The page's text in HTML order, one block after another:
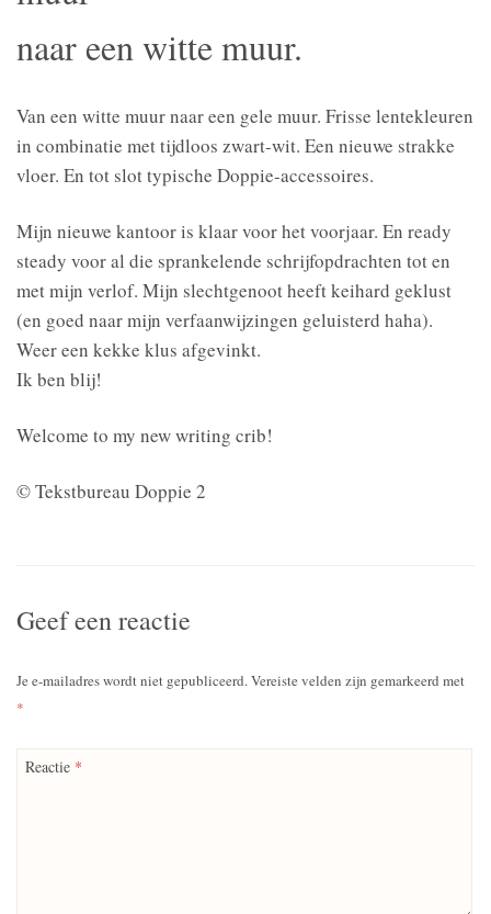
naar een witte muur.
Van een witte muur naar een gele muur. Frisse lentekleuren
in combinatie met tijdloos zwart-wit. Een nieuwe strakke
vloer. En tot slot typische Doppie-accessoires.
Mijn nieuwe kantoor is klaar voor het voorjaar. En ready
steady voor al die sprankelende schrijfopdrachten tot en
met mijn verlof. Mijn slechtgenoot heeft keihard geklust
(en goed naar mijn verfaanwijzingen geluisterd haha).
Weer een kekke klus afgevinkt.
Ik ben blij!
Welcome to my new writing crib!
© Tekstbureau Doppie 2
Geef een reactie
Je e-mailadres wordt niet gepubliceerd.Vereiste velden zijn gemarkeerd met
*
Reactie *